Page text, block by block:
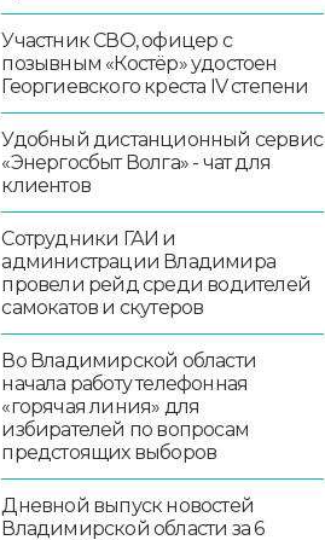
Участник СВО, офицер с
позывным «Костёр» удостоен
Георгиевского креста IV степени
Удобный дистанционный сервис
«Энергосбыт Волга» - чат для
клиентов
Сотрудники ГАИ и
администрации Владимира
провели рейд среди водителей
самокатов и скутеров
Во Владимирской области
начала работу телефонная
«горячая линия» для
избирателей по вопросам
предстоящих выборов
Дневной выпуск новостей
Владимирской области за 6